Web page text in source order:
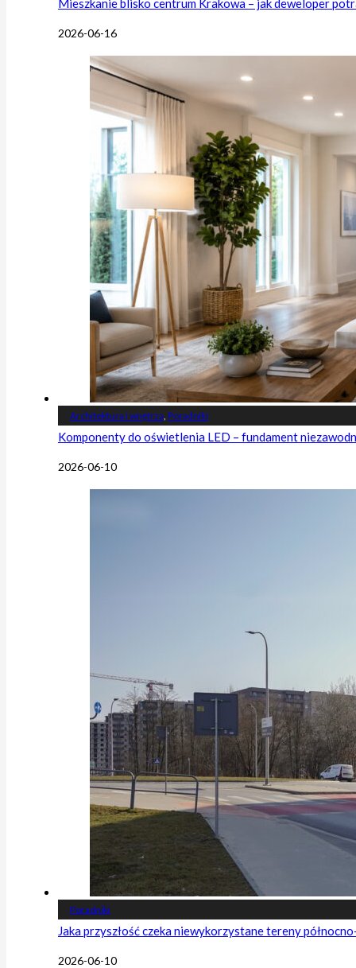
Mieszkanie blisko centrum Krakowa – jak deweloper
2026-06-16
Architektura i wnętrza Poradniki
Komponenty do oświetlenia LED – fundament
2026-06-10
Poradniki
Jaka przyszłość czeka niewykorzystane tereny
2026-06-10